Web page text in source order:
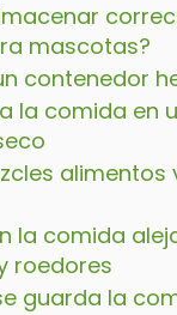
mascotas?
contenedor
la comida en
alimentos
la comida
roedores
guarda la